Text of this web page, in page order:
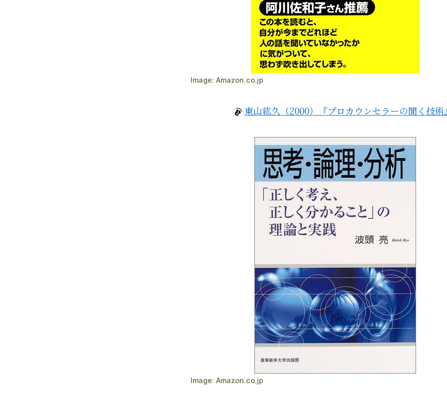
Image: Amazon.co.jp
東山紘久（2000）『プロカウンセラーの聞く技
Image: Amazon.co.jp